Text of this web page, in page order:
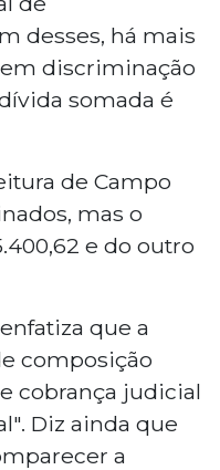
desses, há mais
discriminação
somada é
de Campo
mas o
e do outro
que a
composição
cobrança judicial
Diz ainda que
a